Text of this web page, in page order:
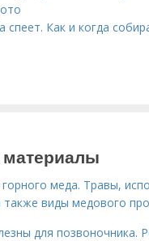
спеет. Как и когда
меда. Травы,
также виды медового
для позвоночника.